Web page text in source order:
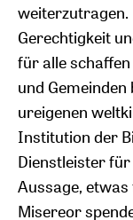
weiterzutragen.
Gerechtigkeit
für alle
und
ureigenen
Institution der
Dienstleister für
Aussage,
Misereor